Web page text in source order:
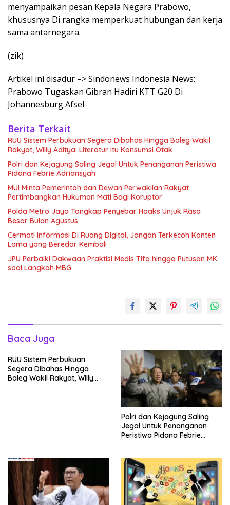
menyampaikan pesan Kepala Negara Prabowo,
khususnya Di rangka memperkuat hubungan dan kerja
sama antarnegara.
(zik)
Artikel ini disadur –> Sindonews Indonesia News:
Prabowo Tugaskan Gibran Hadiri KTT G20 Di
Johannesburg Afsel
Berita Terkait
RUU Sistem Perbukuan Segera Dibahas Hingga Baleg Wakil
Rakyat, Willy Aditya: Literatur Itu Konsumsi Otak
Polri dan Kejagung Saling Jegal Untuk Penanganan Peristiwa
Pidana Febrie Adriansyah
MUI Minta Pemerintah dan Dewan Perwakilan Rakyat
Pertimbangkan Hukuman Mati Bagi Koruptor
Polda Metro Jaya Tangkap Penyebar Hoaks Unjuk Rasa
Besar Bulan Agustus
Cermati Informasi Di Ruang Digital, Jangan Terkecoh Konten
Lama yang Beredar Kembali
JPU Perbaiki Dakwaan Praktisi Medis Tifa hingga Putusan MK
soal Langkah MBG
Baca Juga
RUU Sistem Perbukuan
Segera Dibahas Hingga
Baleg Wakil Rakyat, Willy
Polri dan Kejagung Saling
Jegal Untuk Penanganan
Peristiwa Pidana Febrie